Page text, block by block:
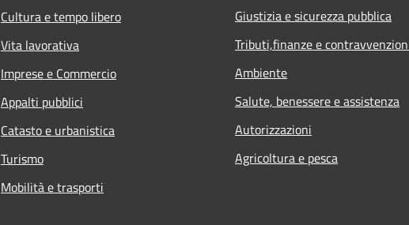
Cultura e tempo libero
Vita lavorativa
Imprese e Commercio
Appalti pubblici
Catasto e urbanistica
Turismo
Mobilità e trasporti
Giustizia e sicurezza pubblica
Tributi,finanze e
Ambiente
Salute, benessere e assistenza
Autorizzazioni
Agricoltura e pesca